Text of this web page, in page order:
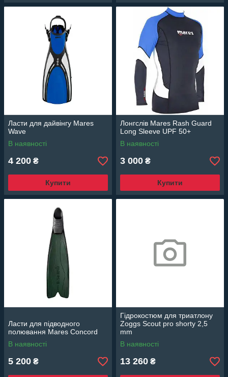
Ласти для дайвінгу Mares
Wave
В наявності
4 200 ₴
Купити
Лонгслів Mares Rash Guard
Long Sleeve UPF 50+
В наявності
3 000 ₴
Купити
Ласти для підводного
полювання Mares Concord
В наявності
5 200 ₴
Гідрокостюм для триатлону
Zoggs Sсout pro shorty 2,5
mm
В наявності
13 260 ₴